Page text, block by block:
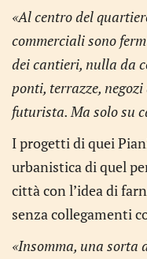
«Al centro del
commerciali sono
dei cantieri, nulla da
ponti, terrazze,
futurista. Ma solo su
I progetti di quei
urbanistica di quel
città con l’idea di
senza collegamenti
«Insomma, una sorta